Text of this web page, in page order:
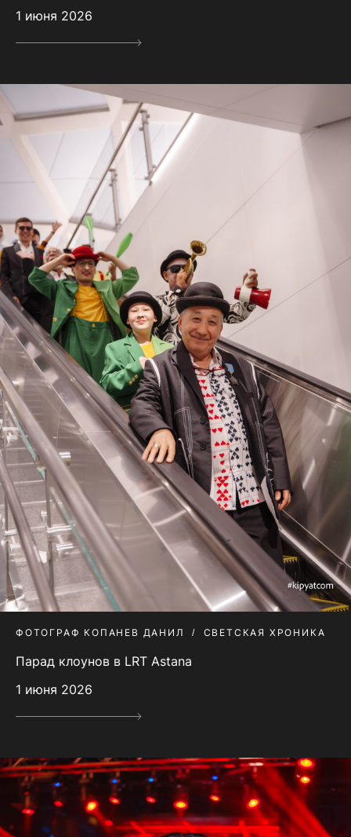
1 июня 2026
ФОТОГРАФ КОПАНЕВ ДАНИЛ СВЕТСКАЯ ХРОНИКА
Парад клоунов в LRT Astana
1 июня 2026